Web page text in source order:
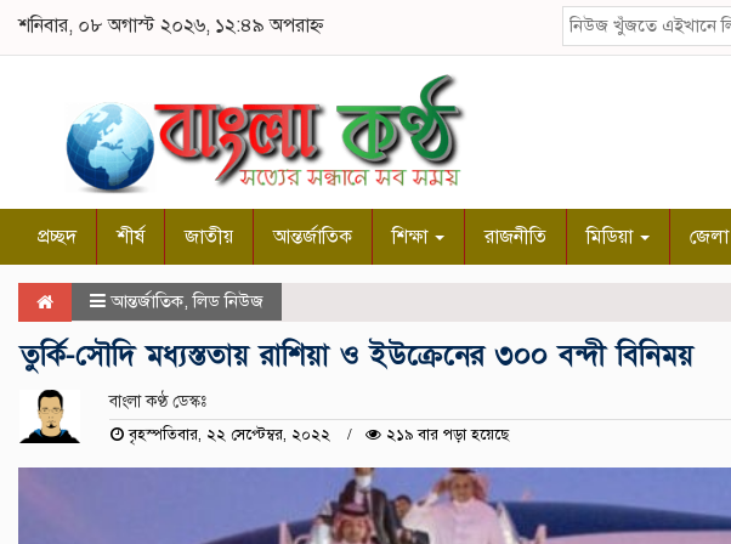
শনিবার, ০৮ অগাস্ট ২০২৬, ১২:৪৯ অপরাহ্ন
প্রচ্ছদ শীর্ষ জাতীয় আন্তর্জাতিক শিক্ষা রাজনীতি মিডিয়া জেলা
আন্তর্জাতিক,লিড নিউজ
তুর্কি-সৌদি মধ্যস্ততায় রাশিয়া ও ইউক্রেনের ৩০০ বন্দী বিনিময়
বাংলা কণ্ঠ ডেস্কঃ
বৃহস্পতিবার, ২২ সেপ্টেম্বর, ২০২২ ২১৯ বার পড়া হয়েছে